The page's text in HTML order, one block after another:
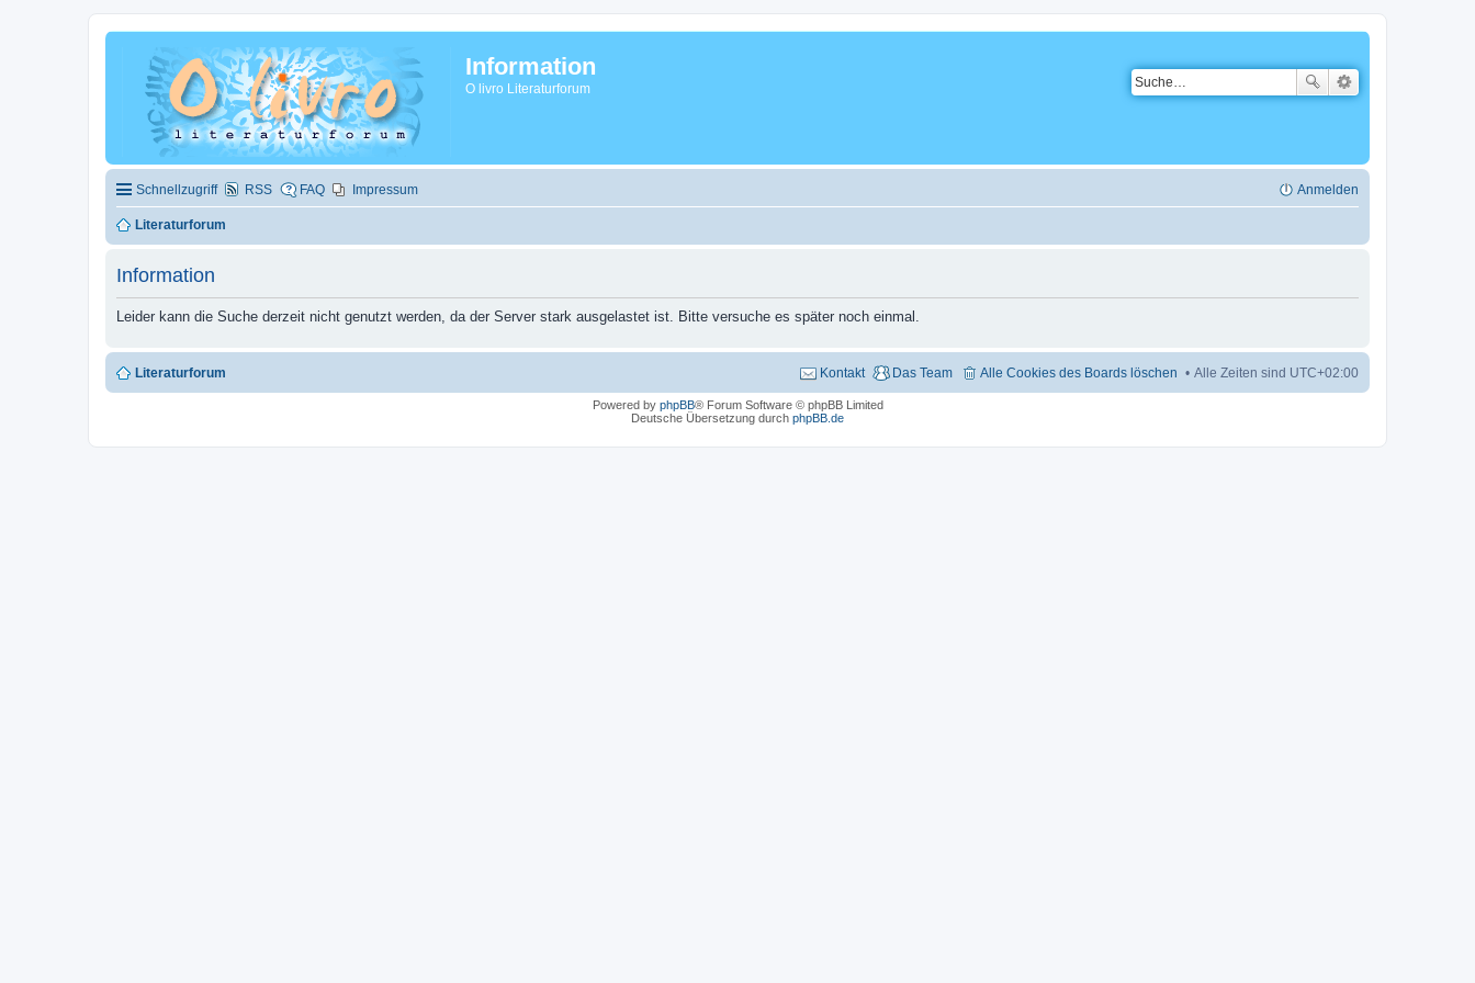
Information
O livro Literaturforum
Schnellzugriff RSS FAQ Impressum Anmelden
Literaturforum
Information
Leider kann die Suche derzeit nicht genutzt werden, da der Server stark ausgelastet ist. Bitte versuche es später noch einmal.
Literaturforum Alle Zeiten sind UTC+02:00
Alle Cookies des Boards löschen
Das Team
Kontakt
Powered by phpBB® Forum Software © phpBB Limited
Deutsche Übersetzung durch phpBB.de